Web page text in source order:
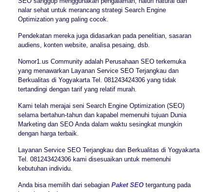
nalar sehat untuk merancang strategi Search Engine
Optimization yang paling cocok.
Pendekatan mereka juga didasarkan pada penelitian, sasaran
audiens, konten website, analisa pesaing, dsb.
Nomor1.us Community adalah Perusahaan SEO terkemuka
yang menawarkan Layanan Service SEO Terjangkau dan
Berkualitas di Yogyakarta Tel. 081243424306 yang tidak
tertandingi dengan tarif yang relatif murah.
Kami telah merajai seni Search Engine Optimization (SEO)
selama bertahun-tahun dan kapabel memenuhi tujuan Dunia
Marketing dan SEO Anda dalam waktu sesingkat mungkin
dengan harga terbaik.
Layanan Service SEO Terjangkau dan Berkualitas di Yogyakarta
Tel. 081243424306 kami disesuaikan untuk memenuhi
kebutuhan individu.
Anda bisa memilih dari sebagian Paket SEOtergantung pada